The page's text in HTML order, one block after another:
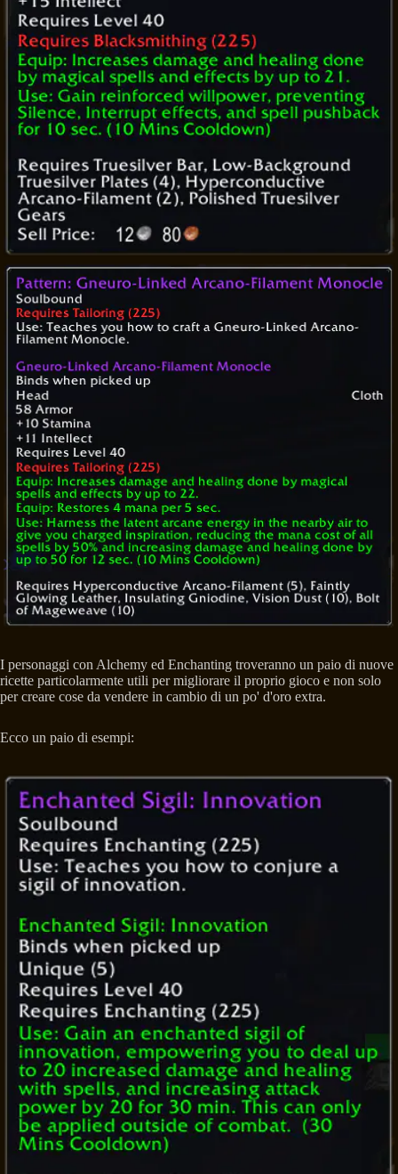
I personaggi con Alchemy ed Enchanting troveranno un paio di nuove
ricette particolarmente utili per migliorare il proprio gioco e non solo
per creare cose da vendere in cambio di un po' d'oro extra.
Ecco un paio di esempi: